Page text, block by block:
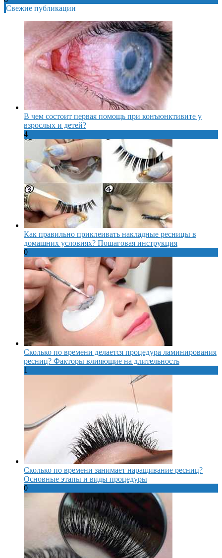
Свежие публикации
В чем состоит первая помощь при конъюнктивите у
взрослых и детей?
4
Как правильно приклеивать накладные ресницы в
домашних условиях? Пошаговая инструкция
0
Сколько по времени делается процедура ламинирования
ресниц? Факторы влияющие на длительность
1
Сколько по времени занимает наращивание ресниц?
Основные этапы и виды процедуры
0